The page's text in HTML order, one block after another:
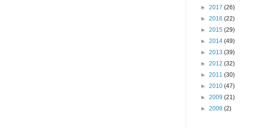
► 2017 (26)
► 2016 (22)
► 2015 (29)
► 2014 (49)
► 2013 (39)
► 2012 (32)
► 2011 (30)
► 2010 (47)
► 2009 (21)
► 2008 (2)